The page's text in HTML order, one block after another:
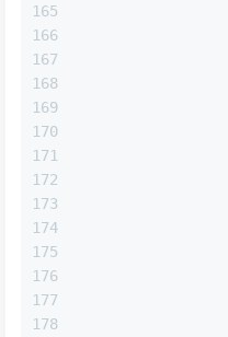
164
165
166
167
168
169
170
171
172
173
174
175
176
177